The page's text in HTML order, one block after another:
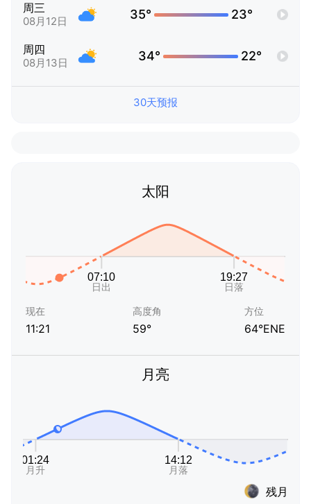
周三
08月12日 35° 23°
周四
08月13日 34° 22°
30天预报
太阳
现在
11:21
高度角
59°
方位
64°ENE
月亮
残月